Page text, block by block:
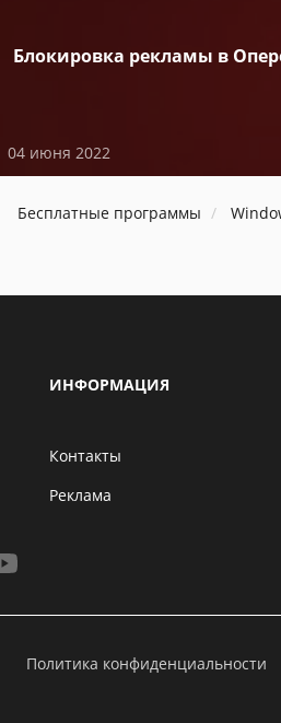
Блокировка рекламы в
04 июня 2022
Бесплатные программы
ИНФОРМАЦИЯ
Контакты
Реклама
Политика конфиденциальности